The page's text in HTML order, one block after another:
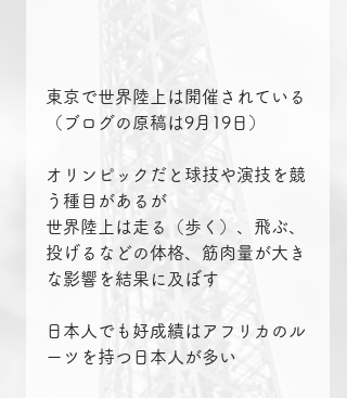
東京で世界陸上は開催されている
（ブログの原稿は9月19日）
オリンピックだと球技や演技を競
う種目があるが
世界陸上は走る（歩く）、飛ぶ、
投げるなどの体格、筋肉量が大き
な影響を結果に及ぼす
日本人でも好成績はアフリカのル
ーツを持つ日本人が多い